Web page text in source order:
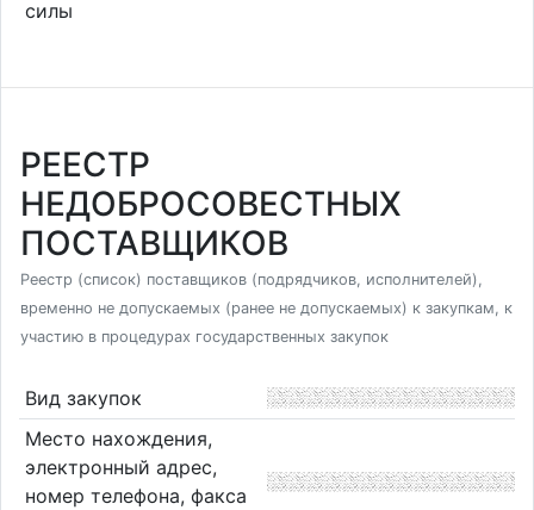
силы
РЕЕСТР
НЕДОБРОСОВЕСТНЫХ
ПОСТАВЩИКОВ
Реестр (список) поставщиков (подрядчиков, исполнителей),
временно не допускаемых (ранее не допускаемых) к закупкам, к
участию в процедурах государственных закупок
Вид закупок
Место нахождения,
электронный адрес,
номер телефона, факса